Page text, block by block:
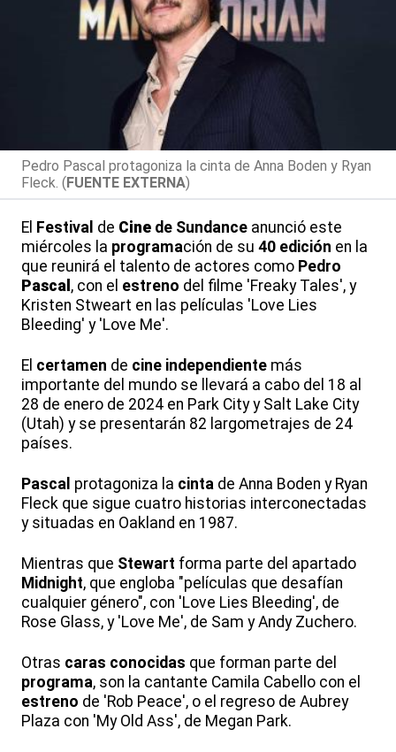
Pedro Pascal protagoniza la cinta de Anna Boden y Ryan
Fleck. (FUENTE EXTERNA)
El Festival de Cine de Sundance anunció este
miércoles la programación de su 40 edición en la
que reunirá el talento de actores como Pedro
Pascal , con el estreno del filme 'Freaky Tales', y
Kristen Stweart en las películas 'Love Lies
Bleeding' y 'Love Me'.
El certamen de cine independiente más
importante del mundo se llevará a cabo del 18 al
28 de enero de 2024 en Park City y Salt Lake City
(Utah) y se presentarán 82 largometrajes de 24
países.
Pascal protagoniza la cinta de Anna Boden y Ryan
Fleck que sigue cuatro historias interconectadas
y situadas en Oakland en 1987.
Mientras que Stewart forma parte del apartado
Midnight, que engloba "películas que desafían
cualquier género", con 'Love Lies Bleeding', de
Rose Glass, y 'Love Me', de Sam y Andy Zuchero.
Otras caras conocidas que forman parte del
programa, son la cantante Camila Cabello con el
estreno de 'Rob Peace', o el regreso de Aubrey
Plaza con 'My Old Ass', de Megan Park.